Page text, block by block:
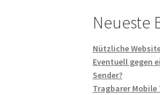
Neueste
Nützliche
Eventuell gegen
Sender?
Tragbarer